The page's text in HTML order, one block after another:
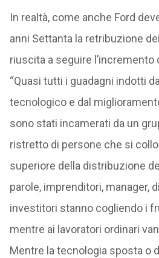
In realtà, come anche Ford
anni Settanta la retribuzione
riuscita a seguire l’incremento
“Quasi tutti i guadagni indotti
tecnologico e dal
sono stati incamerati da un
ristretto di persone che si
superiore della distribuzione
parole, imprenditori, manager,
investitori stanno cogliendo i
mentre ai lavoratori ordinari
Mentre la tecnologia sposta o